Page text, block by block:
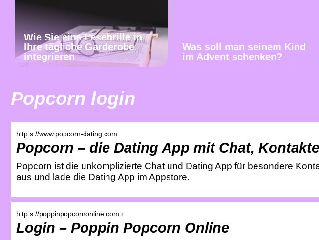
Wie Sie eine Lesebrille in
Ihre tägliche Garderobe
integrieren
Was soll man seinem Kind
im Advent schenken?
Popcorn login
http s://www.popcorn-dating.com
Popcorn – die Dating App mit Chat,
Popcorn ist die unkomplizierte Chat und Dating App für besondere
aus und lade die Dating App im Appstore.
http s://poppinpopcornonline.com › …
Login – Poppin Popcorn Online